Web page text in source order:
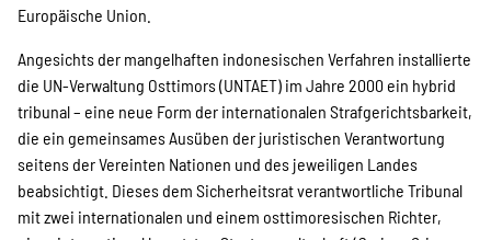
Europäische Union.
Angesichts der mangelhaften indonesischen Verfahren installierte
die UN-Verwaltung Osttimors (UNTAET) im Jahre 2000 ein hybrid
tribunal – eine neue Form der internationalen Strafgerichtsbarkeit,
die ein gemeinsames Ausüben der juristischen Verantwortung
seitens der Vereinten Nationen und des jeweiligen Landes
beabsichtigt. Dieses dem Sicherheitsrat verantwortliche Tribunal
mit zwei internationalen und einem osttimoresischen Richter,